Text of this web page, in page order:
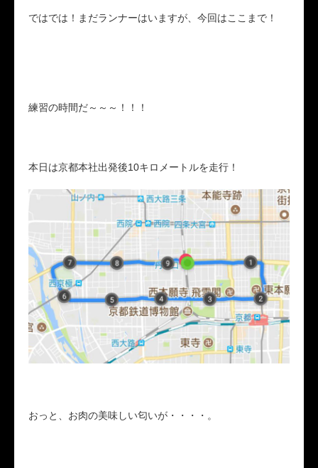
ではでは！まだランナーはいますが、今回はここまで！
練習の時間だ～～～！！！
本日は京都本社出発後10キロメートルを走行！
おっと、お肉の美味しい匂いが・・・・。